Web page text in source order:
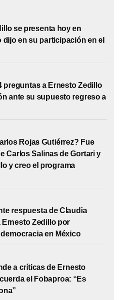
se presenta hoy en
dijo en su participación en el
preguntas a Ernesto Zedillo
ante su supuesto regreso a
Rojas Gutiérrez? Fue
Carlos Salinas de Gortari y
y creo el programa
respuesta de Claudia
Ernesto Zedillo por
en México
a críticas de Ernesto
el Fobaproa: “Es